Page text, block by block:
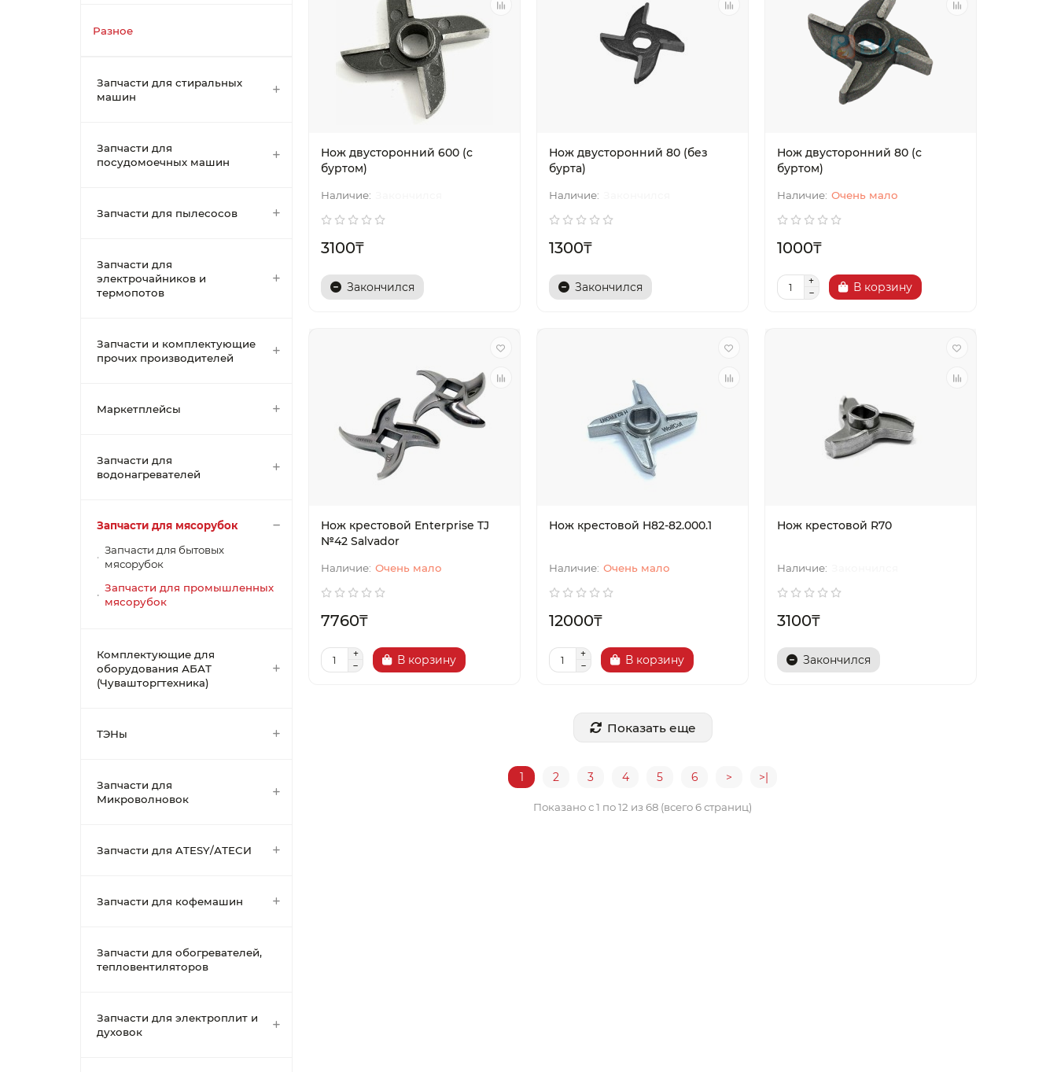
Разное
Запчасти для стиральных
машин
Запчасти для
посудомоечных машин
Запчасти для пылесосов
Запчасти для
электрочайников и
термопотов
Запчасти и комплектующие
прочих производителей
Маркетплейсы
Запчасти для
водонагревателей
Запчасти для мясорубок
Запчасти для бытовых
мясорубок
Запчасти для промышленных
мясорубок
Комплектующие для
оборудования АБАТ
(Чувашторгтехника)
ТЭНы
Запчасти для
Микроволновок
Запчасти для ATESY/АТЕСИ
Запчасти для кофемашин
Запчасти для обогревателей,
тепловентиляторов
Запчасти для электроплит и
духовок
Нож двусторонний 600 (с
буртом)
3100₸
Закончился
Нож двусторонний 80 (без
бурта)
1300₸
Закончился
Нож двусторонний 80 (с
буртом)
Очень мало
1000₸
В корзину
Нож крестовой Enterprise TJ
№42 Salvador
Очень мало
7760₸
В корзину
Нож крестовой H82-82.000.1
Очень мало
12000₸
В корзину
Нож крестовой R70
3100₸
Закончился
Показать еще
1 2 3 4 5 6 > >|
Показано с 1 по 12 из 68 (всего 6 страниц)